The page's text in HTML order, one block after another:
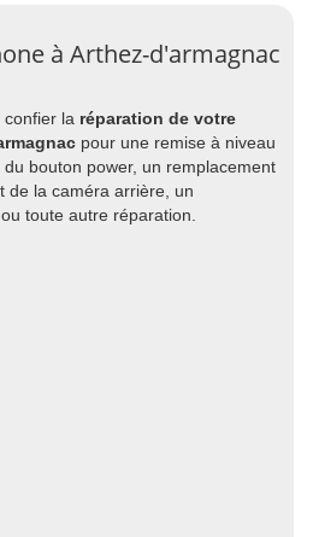
à Arthez-d'armagnac
la réparation de votre
pour une remise à niveau
bouton power, un remplacement
de la caméra arrière, un
toute autre réparation.